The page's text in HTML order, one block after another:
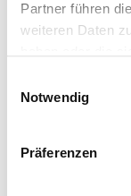
Partner führen
weiteren Daten
Notwendig
Präferenzen